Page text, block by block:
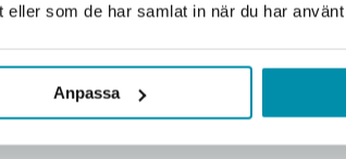
som de har samlat in när du har
Anpassa